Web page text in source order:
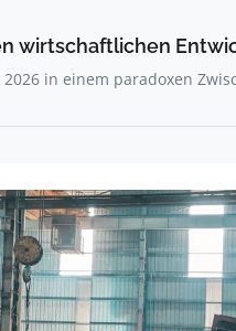
wirtschaftlichen
in einem paradoxen